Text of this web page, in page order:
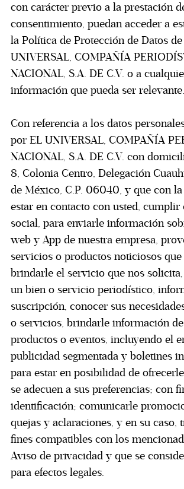
con carácter previo a la prestación
consentimiento, puedan acceder a
la Política de Protección de Datos
UNIVERSAL, COMPAÑÍA
NACIONAL, S.A. DE C.V. o a
información que pueda ser relevante.
Con referencia a los datos
por EL UNIVERSAL, COMPAÑÍA
NACIONAL, S.A. DE C.V. con
8, Colonia Centro, Delegación
de México, C.P. 06040, y que con
estar en contacto con usted, cumplir
social, para enviarle información
web y App de nuestra empresa,
servicios o productos noticiosos
brindarle el servicio que nos
un bien o servicio periodístico,
suscripción, conocer sus
o servicios, brindarle información
productos o eventos, incluyendo el
publicidad segmentada y boletines
para estar en posibilidad de
se adecuen a sus preferencias; con
identificación; comunicarle
quejas y aclaraciones, y en su caso,
fines compatibles con los
Aviso de privacidad y que se
para efectos legales.